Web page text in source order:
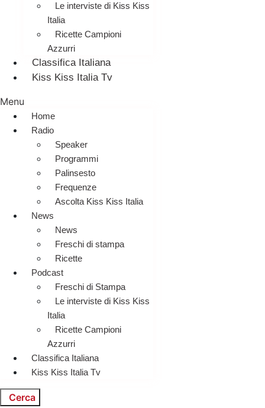
Le interviste di Kiss Kiss
Italia
Ricette Campioni
Azzurri
Classifica Italiana
Kiss Kiss Italia Tv
Menu
Home
Radio
Speaker
Programmi
Palinsesto
Frequenze
Ascolta Kiss Kiss Italia
News
News
Freschi di stampa
Ricette
Podcast
Freschi di Stampa
Le interviste di Kiss Kiss
Italia
Ricette Campioni
Azzurri
Classifica Italiana
Kiss Kiss Italia Tv
Cerca